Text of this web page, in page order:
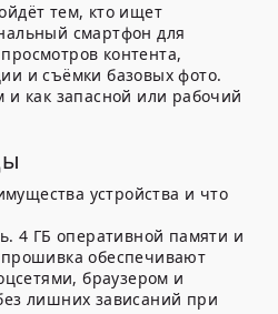
тем, кто ищет
смартфон для
контента,
и съёмки базовых фото.
и как запасной или рабочий
устройства и что
4 ГБ оперативной памяти и
обеспечивают
браузером и
лишних зависаний при